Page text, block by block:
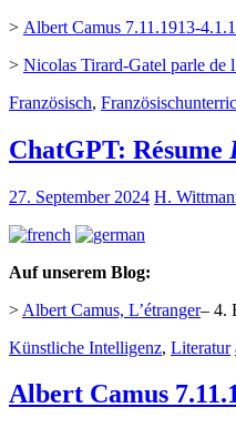
> Albert Camus 7.11.1913-
> Nicolas Tirard-Gatel parle de
Französisch,
ChatGPT: Résume
27. September 2024 H.
Auf unserem Blog:
> Albert Camus, L’étranger– 4.
Künstliche Intelligenz, Literatur
Albert Camus